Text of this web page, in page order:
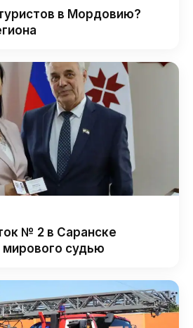
в Мордовию?
№ 2 в Саранске
мирового судью